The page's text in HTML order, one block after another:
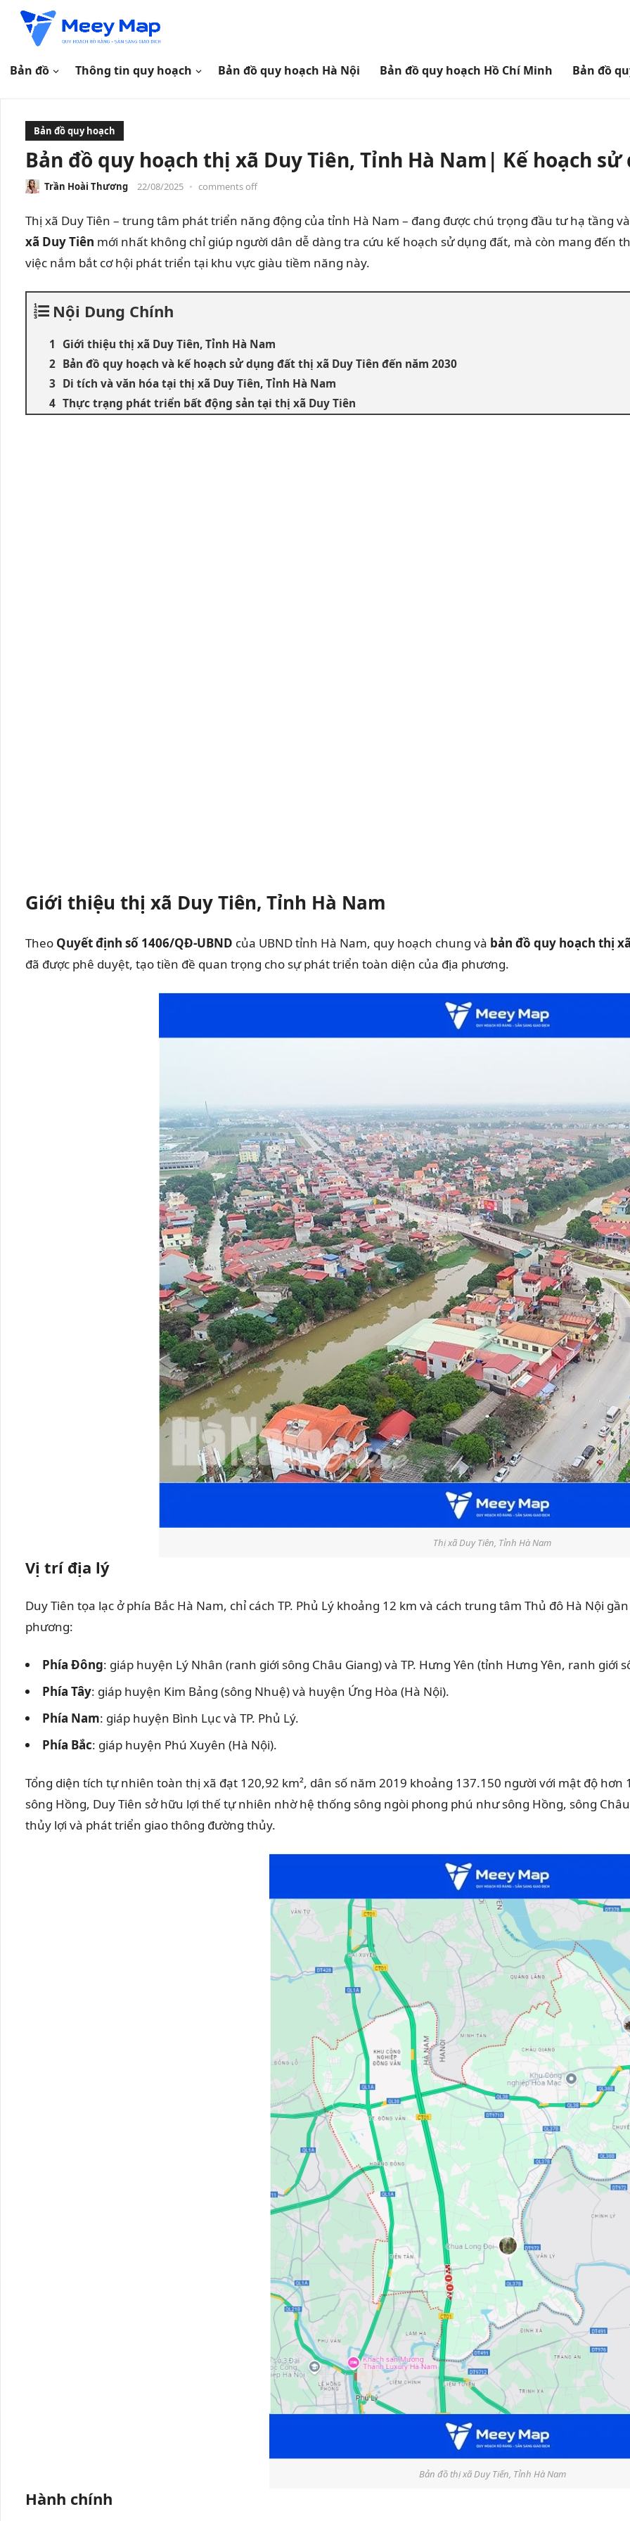
Bản đồ Thông tin quy hoạch Bản đồ quy hoạch Hà Nội Bản đồ quy hoạch Hồ Chí Minh Bản đồ
Bản đồ quy hoạch
Bản đồ quy hoạch thị xã Duy Tiên, Tỉnh Hà Nam| Kế hoạch
Trần Hoài Thương 22/08/2025 • comments off
Thị xã Duy Tiên – trung tâm phát triển năng động của tỉnh Hà Nam – đang được chú trọng đầu tư hạ tầng
xã Duy Tiên mới nhất không chỉ giúp người dân dễ dàng tra cứu kế hoạch sử dụng đất, mà còn mang
việc nắm bắt cơ hội phát triển tại khu vực giàu tiềm năng này.
Nội Dung Chính
Giới thiệu thị xã Duy Tiên, Tỉnh Hà Nam
Bản đồ quy hoạch và kế hoạch sử dụng đất thị xã Duy Tiên đến năm 2030
Di tích và văn hóa tại thị xã Duy Tiên, Tỉnh Hà Nam
Thực trạng phát triển bất động sản tại thị xã Duy Tiên
Giới thiệu thị xã Duy Tiên, Tỉnh Hà Nam
Theo Quyết định số 1406/QĐ-UBND của UBND tỉnh Hà Nam, quy hoạch chung và bản đồ quy hoạch thị
đã được phê duyệt, tạo tiền đề quan trọng cho sự phát triển toàn diện của địa phương.
Thị xã Duy Tiên, Tỉnh Hà Nam
Vị trí địa lý
Duy Tiên tọa lạc ở phía Bắc Hà Nam, chỉ cách TP. Phủ Lý khoảng 12 km và cách trung tâm Thủ đô Hà Nội
phương:
Phía Đông: giáp huyện Lý Nhân (ranh giới sông Châu Giang) và TP. Hưng Yên (tỉnh Hưng Yên, ranh giới
Phía Tây: giáp huyện Kim Bảng (sông Nhuệ) và huyện Ứng Hòa (Hà Nội).
Phía Nam: giáp huyện Bình Lục và TP. Phủ Lý.
Phía Bắc: giáp huyện Phú Xuyên (Hà Nội).
Tổng diện tích tự nhiên toàn thị xã đạt 120,92 km², dân số năm 2019 khoảng 137.150 người với mật độ
sông Hồng, Duy Tiên sở hữu lợi thế tự nhiên nhờ hệ thống sông ngòi phong phú như sông Hồng, sông
thủy lợi và phát triển giao thông đường thủy.
Bản đồ thị xã Duy Tiến, Tỉnh Hà Nam
Hành chính